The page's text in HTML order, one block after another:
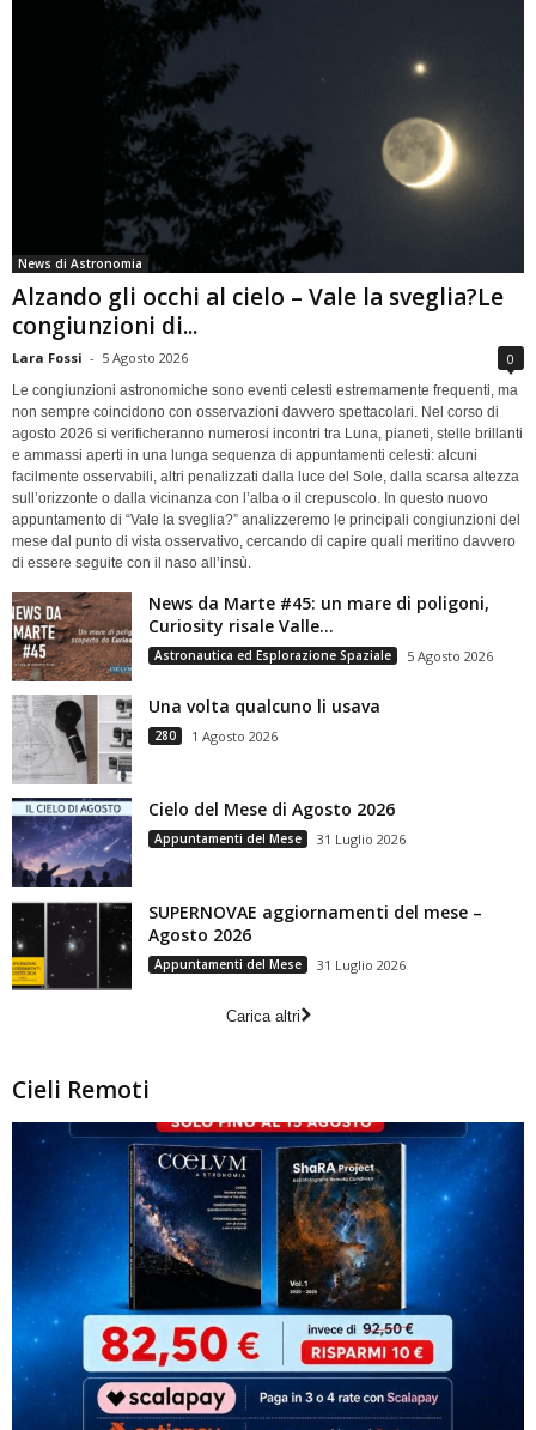
News di Astronomia
Alzando gli occhi al cielo – Vale la sveglia?Le
congiunzioni di...
Lara Fossi - 5 Agosto 2026 0
Le congiunzioni astronomiche sono eventi celesti estremamente frequenti, ma
non sempre coincidono con osservazioni davvero spettacolari. Nel corso di
agosto 2026 si verificheranno numerosi incontri tra Luna, pianeti, stelle brillanti
e ammassi aperti in una lunga sequenza di appuntamenti celesti: alcuni
facilmente osservabili, altri penalizzati dalla luce del Sole, dalla scarsa altezza
sull’orizzonte o dalla vicinanza con l’alba o il crepuscolo. In questo nuovo
appuntamento di “Vale la sveglia?” analizzeremo le principali congiunzioni del
mese dal punto di vista osservativo, cercando di capire quali meritino davvero
di essere seguite con il naso all’insù.
News da Marte #45: un mare di poligoni,
Curiosity risale Valle...
Astronautica ed Esplorazione Spaziale 5 Agosto 2026
Una volta qualcuno li usava
280 1 Agosto 2026
Cielo del Mese di Agosto 2026
Appuntamenti del Mese 31 Luglio 2026
SUPERNOVAE aggiornamenti del mese –
Agosto 2026
Appuntamenti del Mese 31 Luglio 2026
Carica altri
Cieli Remoti